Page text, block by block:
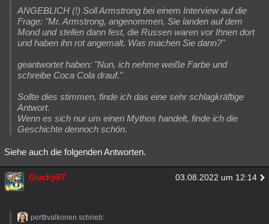
ANGEBLICH (!) Soll Armstrong bei einem Interview auf die
Frage: "Mr. Armstrong, angenommen, Sie landen auf dem
Mond und stellen dann fest, die Russen waren vor Ihnen dort
und haben ihn rot angemalt. Was machen Sie dann?"
geantwortet haben: "Nun, ich nehme weiße Farbe und
schreibe Coca Cola drauf."
Sollte dies stimmen, finde ich das eine sehr schlagkräftige
Antwort.
Wenn es sich nur um einen Mythos handelt, finde ich die
Geschichte dennoch schön.
Siehe auch die folgenden Antworten.
Gucky87 03.08.2022 um 12:14
perttivalkonen schrieb: